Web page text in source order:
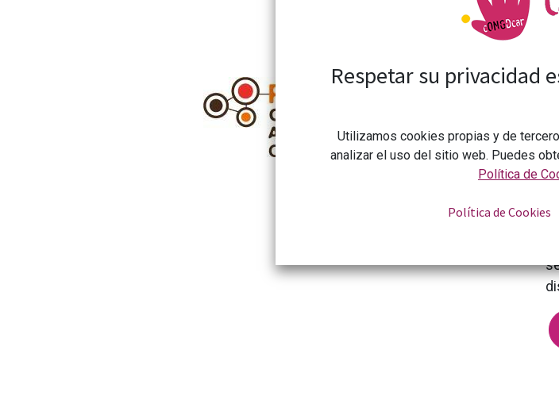
Respetar su privacidad
Utilizamos cookies propias y de
analizar el uso del sitio web. Puedes
Política de
Política de Cookies